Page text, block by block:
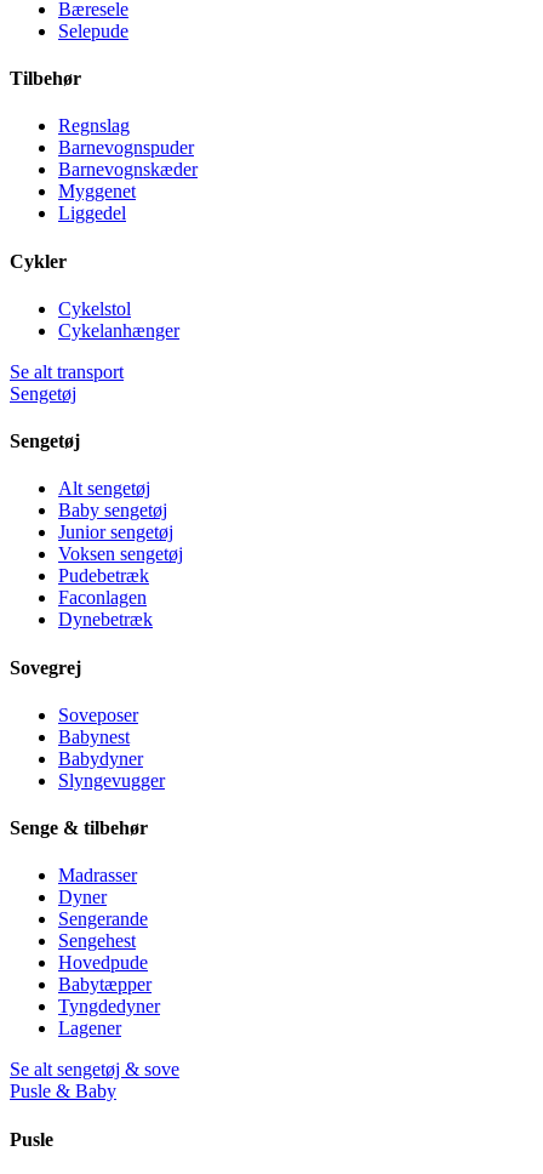
Bæresele
Selepude
Tilbehør
Regnslag
Barnevognspuder
Barnevognskæder
Myggenet
Liggedel
Cykler
Cykelstol
Cykelanhænger
Se alt transport
Sengetøj
Sengetøj
Alt sengetøj
Baby sengetøj
Junior sengetøj
Voksen sengetøj
Pudebetræk
Faconlagen
Dynebetræk
Sovegrej
Soveposer
Babynest
Babydyner
Slyngevugger
Senge & tilbehør
Madrasser
Dyner
Sengerande
Sengehest
Hovedpude
Babytæpper
Tyngdedyner
Lagener
Se alt sengetøj & sove
Pusle & Baby
Pusle